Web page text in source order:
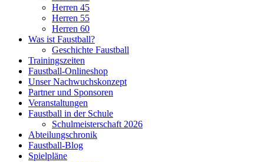
Herren 45
Herren 55
Herren 60
Was ist Faustball?
Geschichte Faustball
Trainingszeiten
Faustball-Onlineshop
Unser Nachwuchskonzept
Partner und Sponsoren
Veranstaltungen
Faustball in der Schule
Schulmeisterschaft 2026
Abteilungschronik
Faustball-Blog
Spielpläne